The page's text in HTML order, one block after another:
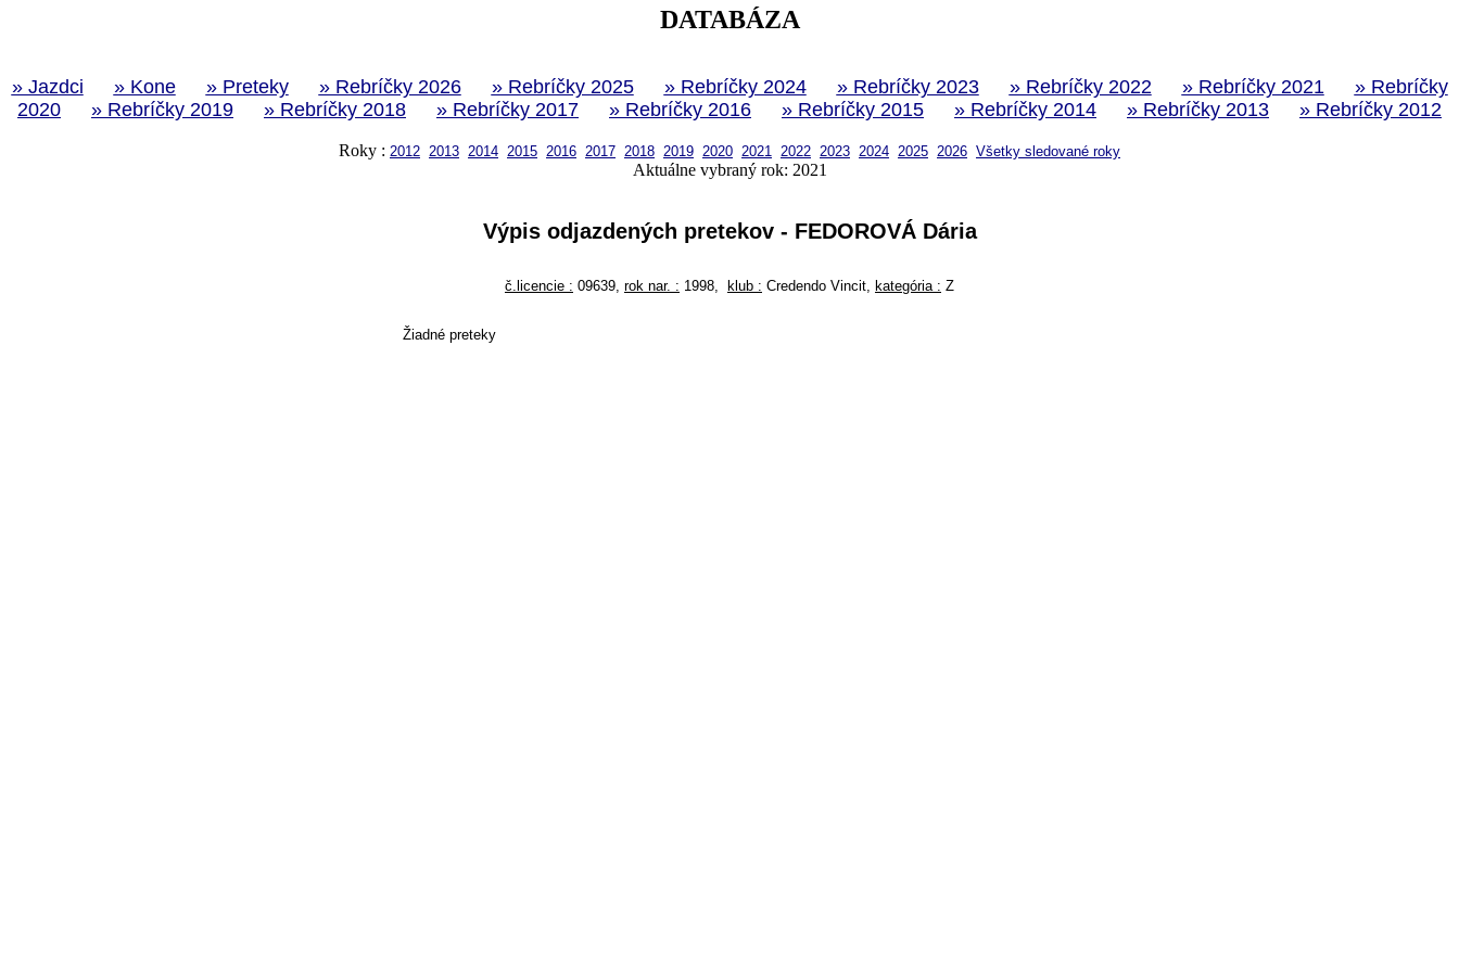
DATABÁZA
» Jazdci » Kone » Preteky » Rebríčky 2026 » Rebríčky 2025 » Rebríčky 2024 » Rebríčky 2023 » Rebríčky 2022 » Rebríčky 2021
» Rebríčky
2020
» Rebríčky 2019 » Rebríčky 2018 » Rebríčky 2017 » Rebríčky 2016 » Rebríčky 2015 » Rebríčky 2014 » Rebríčky 2013 » Rebríčky 2012
Roky : 2012 2013 2014 2015 2016 2017 2018 2019 2020 2021 2022 2023 2024 2025 2026 Všetky sledované roky
Aktuálne vybraný rok: 2021
Výpis odjazdených pretekov - FEDOROVÁ Dária
č.licencie : 09639, rok nar. : 1998, klub : Credendo Vincit, kategória : Z
Žiadné preteky